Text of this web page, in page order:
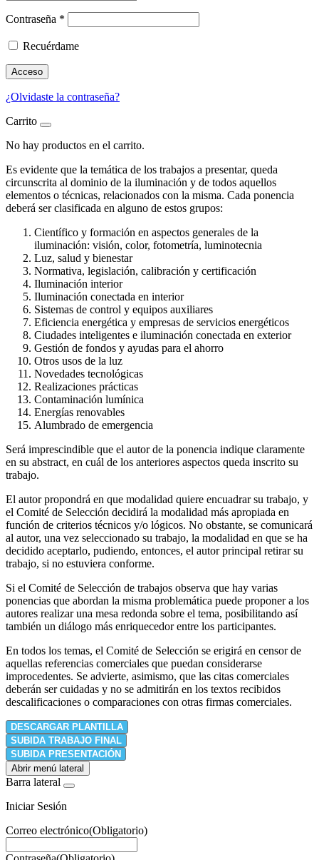
Contraseña *
Recuérdame
Acceso
¿Olvidaste la contraseña?
Carrito
No hay productos en el carrito.
Es evidente que la temática de los trabajos a presentar, queda
circunscrita al dominio de la iluminación y de todos aquellos
elementos o técnicas, relacionados con la misma. Cada ponencia
deberá ser clasificada en alguno de estos grupos:
Científico y formación en aspectos generales de la
iluminación: visión, color, fotometría, luminotecnia
Luz, salud y bienestar
Normativa, legislación, calibración y certificación
Iluminación interior
Iluminación conectada en interior
Sistemas de control y equipos auxiliares
Eficiencia energética y empresas de servicios energéticos
Ciudades inteligentes e iluminación conectada en exterior
Gestión de fondos y ayudas para el ahorro
Otros usos de la luz
Novedades tecnológicas
Realizaciones prácticas
Contaminación lumínica
Energías renovables
Alumbrado de emergencia
Será imprescindible que el autor de la ponencia indique claramente
en su abstract, en cuál de los anteriores aspectos queda inscrito su
trabajo.
El autor propondrá en que modalidad quiere encuadrar su trabajo, y
el Comité de Selección decidirá la modalidad más apropiada en
función de criterios técnicos y/o lógicos. No obstante, se comunicará
al autor, una vez seleccionado su trabajo, la modalidad en que se ha
decidido aceptarlo, pudiendo, entonces, el autor principal retirar su
trabajo, si no estuviera conforme.
Si el Comité de Selección de trabajos observa que hay varias
ponencias que abordan la misma problemática puede proponer a los
autores realizar una mesa redonda sobre el tema, posibilitando así
también un diálogo más enriquecedor entre los participantes.
En todos los temas, el Comité de Selección se erigirá en censor de
aquellas referencias comerciales que puedan considerarse
improcedentes. Se advierte, asimismo, que las citas comerciales
deberán ser cuidadas y no se admitirán en los textos recibidos
descalificaciones o comparaciones con otras firmas comerciales.
DESCARGAR PLANTILLA
SUBIDA TRABAJO FINAL
SUBIDA PRESENTACIÓN
Abrir menú lateral
Barra lateral
Iniciar Sesión
Correo electrónico(Obligatorio)